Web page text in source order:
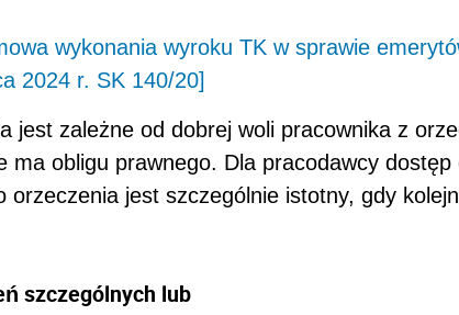
wykonania wyroku TK w sprawie
2024 r. SK 140/20]
jest zależne od dobrej woli pracownika z
ma obligu prawnego. Dla pracodawcy dostęp
orzeczenia jest szczególnie istotny, gdy
szczególnych lub